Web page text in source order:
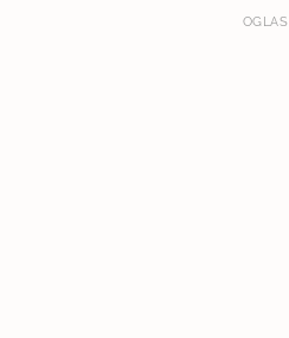
OGLAS